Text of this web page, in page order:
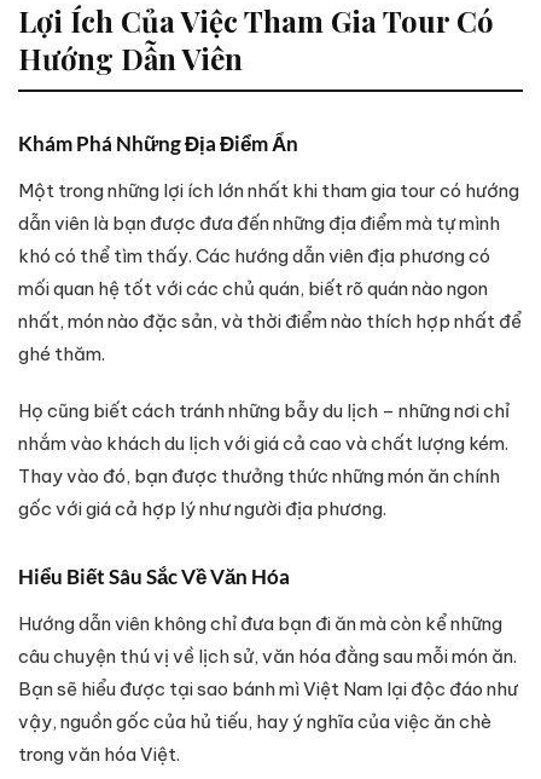
Lợi Ích Của Việc Tham Gia Tour Có
Hướng Dẫn Viên
Khám Phá Những Địa Điểm Ẩn
Một trong những lợi ích lớn nhất khi tham gia tour có hướng
dẫn viên là bạn được đưa đến những địa điểm mà tự mình
khó có thể tìm thấy. Các hướng dẫn viên địa phương có
mối quan hệ tốt với các chủ quán, biết rõ quán nào ngon
nhất, món nào đặc sản, và thời điểm nào thích hợp nhất để
ghé thăm.
Họ cũng biết cách tránh những bẫy du lịch – những nơi chỉ
nhắm vào khách du lịch với giá cả cao và chất lượng kém.
Thay vào đó, bạn được thưởng thức những món ăn chính
gốc với giá cả hợp lý như người địa phương.
Hiểu Biết Sâu Sắc Về Văn Hóa
Hướng dẫn viên không chỉ đưa bạn đi ăn mà còn kể những
câu chuyện thú vị về lịch sử, văn hóa đằng sau mỗi món ăn.
Bạn sẽ hiểu được tại sao bánh mì Việt Nam lại độc đáo như
vậy, nguồn gốc của hủ tiếu, hay ý nghĩa của việc ăn chè
trong văn hóa Việt.